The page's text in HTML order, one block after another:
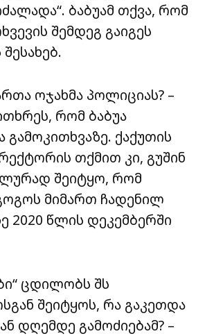
ბაბუამ თქვა, რომ
შემდეგ გაიგეს
ოჯახმა პოლიციას? –
რომ ბაბუა
გამოკითხვაზე. ქაქუთის
თქმით კი, გუშინ
შეიტყო, რომ
მიმართ ჩადენილ
2020 წლის დეკემბერში
ცდილობს შს
შეიტყოს, რა გაკეთდა
დღემდე გამოძიებამ? –